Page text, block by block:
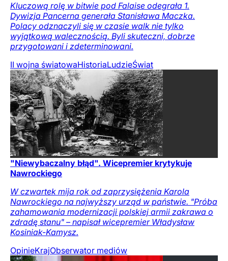
Kluczową rolę w bitwie pod Falaise odegrała 1.
Dywizja Pancerna generała Stanisława Maczka.
Polacy odznaczyli się w czasie walk nie tylko
wyjątkową walecznością. Byli skuteczni, dobrze
przygotowani i zdeterminowani.
II wojna światowaHistoriaLudzieŚwiat
"Niewybaczalny błąd". Wicepremier krytykuje
Nawrockiego
W czwartek mija rok od zaprzysiężenia Karola
Nawrockiego na najwyższy urząd w państwie. "Próba
zahamowania modernizacji polskiej armii zakrawa o
zdradę stanu" – napisał wicepremier Władysław
Kosiniak-Kamysz.
OpinieKrajObserwator mediów